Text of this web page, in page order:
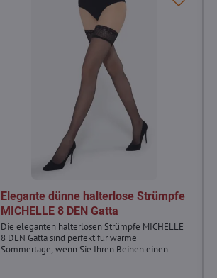
Elegante dünne halterlose Strümpfe
MICHELLE 8 DEN Gatta
Die eleganten halterlosen Strümpfe MICHELLE
8 DEN Gatta sind perfekt für warme
Sommertage, wenn Sie Ihren Beinen einen